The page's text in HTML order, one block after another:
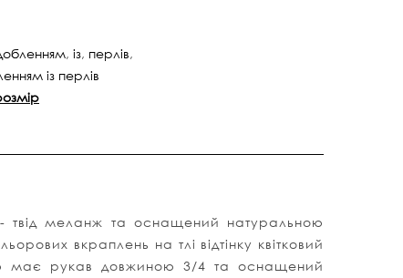
, із, перлів,
із перлів
- твід меланж та оснащений натуральною
вкраплень на тлі відтінку квітковий
має рукав довжиною 3/4 та оснащений